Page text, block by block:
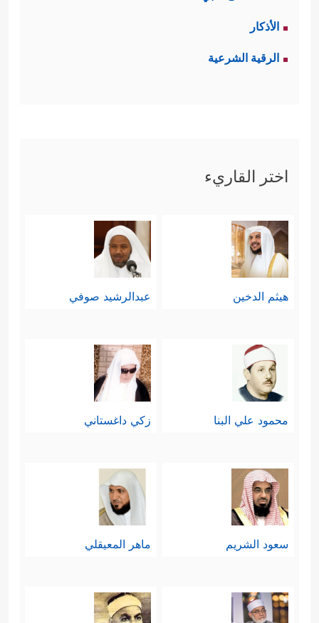
الأذكار
الرقية الشرعية
اختر القاريء
هيثم الدخين عبدالرشيد صوفي
محمود علي البنا زكي داغستاني
سعود الشريم ماهر المعيقلي